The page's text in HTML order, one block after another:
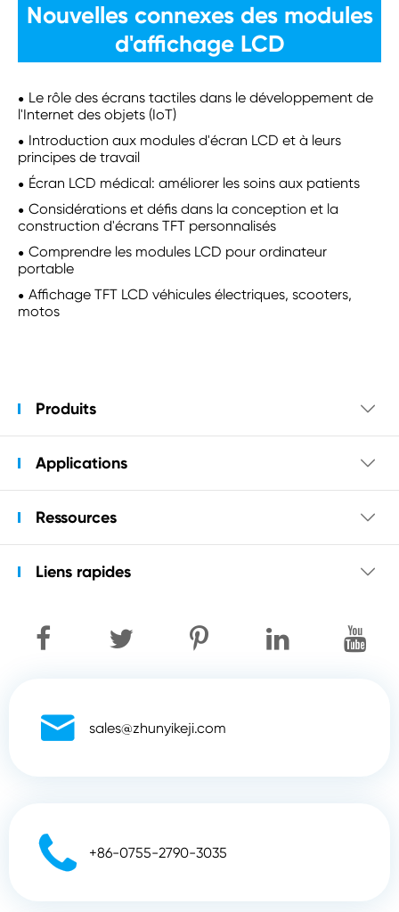
Nouvelles connexes des modules
d'affichage LCD
Le rôle des écrans tactiles dans le développement de
l'Internet des objets (IoT)
Introduction aux modules d'écran LCD et à leurs
principes de travail
Écran LCD médical: améliorer les soins aux patients
Considérations et défis dans la conception et la
construction d'écrans TFT personnalisés
Comprendre les modules LCD pour ordinateur
portable
Affichage TFT LCD véhicules électriques, scooters,
motos
Produits 
Applications 
Ressources 
Liens rapides 
 sales@zhunyikeji.com
 +86-0755-2790-3035